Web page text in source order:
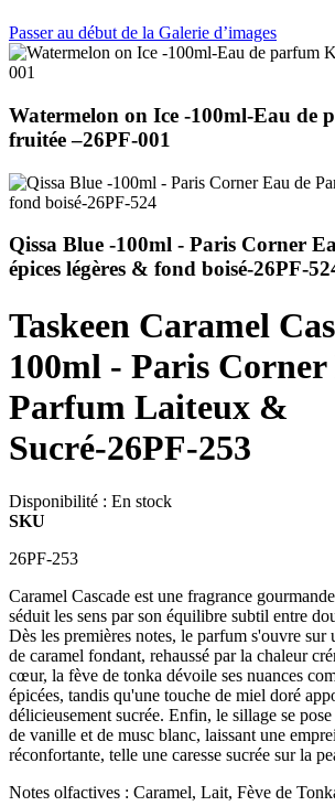
Passer au début de la Galerie d’images
Watermelon on Ice -100ml-Eau de
fruitée –26PF-001
Qissa Blue -100ml - Paris Corner
épices légères & fond boisé-26PF-
Taskeen Caramel
100ml - Paris Corner
Parfum Laiteux &
Sucré-26PF-253
Disponibilité : En stock
SKU
26PF-253
Caramel Cascade est une fragrance
séduit les sens par son équilibre subtil entre
Dès les premières notes, le parfum s'ouvre sur
de caramel fondant, rehaussé par la chaleur
cœur, la fève de tonka dévoile ses nuances
épicées, tandis qu'une touche de miel doré
délicieusement sucrée. Enfin, le sillage se
de vanille et de musc blanc, laissant une
réconfortante, telle une caresse sucrée sur la
Notes olfactives : Caramel, Lait, Fève de